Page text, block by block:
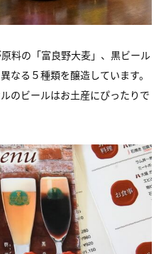
料の「富良野大麦」、黒ビール
なる５種類を醸造しています。
のビールはお土産にぴったりで